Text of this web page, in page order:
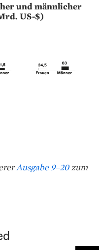
und männlicher
US-$)
Ausgabe 9–20zum